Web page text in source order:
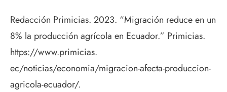
Redacción Primicias. 2023. “Migración reduce en un
8% la producción agrícola en Ecuador.” Primicias.
https://www.primicias.
ec/noticias/economia/migracion-afecta-produccion-
agricola-ecuador/.